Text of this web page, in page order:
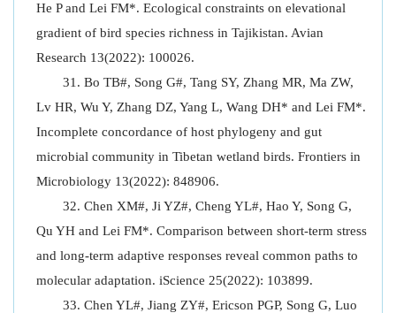
He P and Lei FM*. Ecological constraints on elevational
gradient of bird species richness in Tajikistan. Avian
Research 13(2022): 100026.
Bo TB#, Song G#, Tang SY, Zhang MR, Ma ZW,
Lv HR, Wu Y, Zhang DZ, Yang L, Wang DH* and Lei FM*.
Incomplete concordance of host phylogeny and gut
microbial community in Tibetan wetland birds. Frontiers in
Microbiology 13(2022): 848906.
Chen XM#, Ji YZ#, Cheng YL#, Hao Y, Song G,
Qu YH and Lei FM*. Comparison between short-term stress
and long-term adaptive responses reveal common paths to
molecular adaptation. iScience 25(2022): 103899.
Chen YL#, Jiang ZY#, Ericson PGP, Song G, Luo